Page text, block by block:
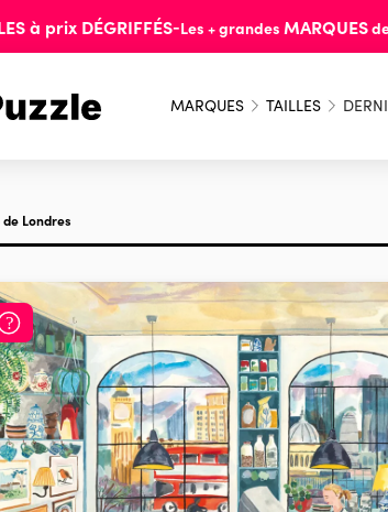
à prix DÉGRIFFÉS-Les + grandes MARQUES
MARQUES TAILLES
de Londres